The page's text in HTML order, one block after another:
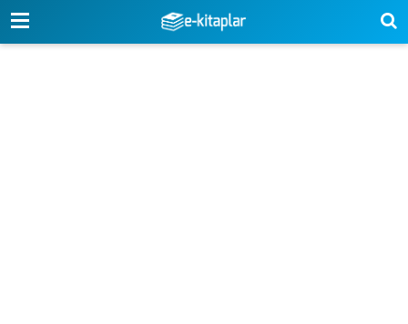
-->